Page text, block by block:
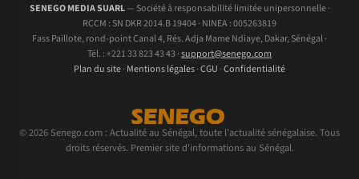
SENEGO MEDIA SUARL— Société à responsabilité limitée unipersonnelle ·
RCCM : SN DKR 2014.B 19404 · NINEA : 005263819
Fass Paillote, rond-point Canal 4, Rés. Adja Mame Ndiaye, Dakar, Sénégal ·
Tél. : +221 33 823 43 43 ·support@senego.com
Plan du site· Mentions légales·CGU ·Confidentialité
© 2026 Senego.com : Actualité au Sénégal, toute l'actualité sénégalaise. Tous
droits réservés. Premier site d'informations au Sénégal.